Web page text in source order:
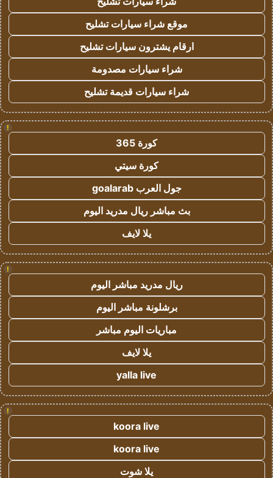
موقع شراء سيارات تشليح
ارقام يشترون سيارات تشليح
شراء سيارات مصدومة
شراء سيارات قديمة تشليح
!
كورة 365
كورة سيتي
جول العرب goalarab
بث مباشر ريال مدريد اليوم
يلا لايف
!
ريال مدريد مباشر اليوم
برشلونة مباشر اليوم
مباريات اليوم مباشر
يلا لايف
yalla live
!
koora live
koora live
يلا شوت